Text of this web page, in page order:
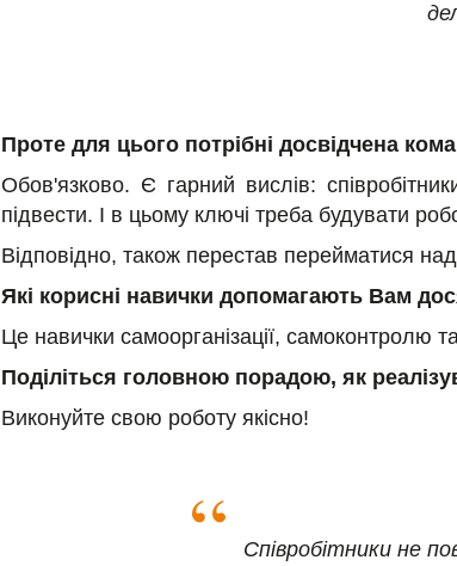
Проте для цього потрібні досвідчена
Обов'язково. Є гарний вислів:
підвести. І в цьому ключі треба будувати
Відповідно, також перестав перейматися
Які корисні навички допомагають Вам
Це навички самоорганізації, самоконтролю
Поділіться головною порадою, як
Виконуйте свою роботу якісно!
Співробітники не